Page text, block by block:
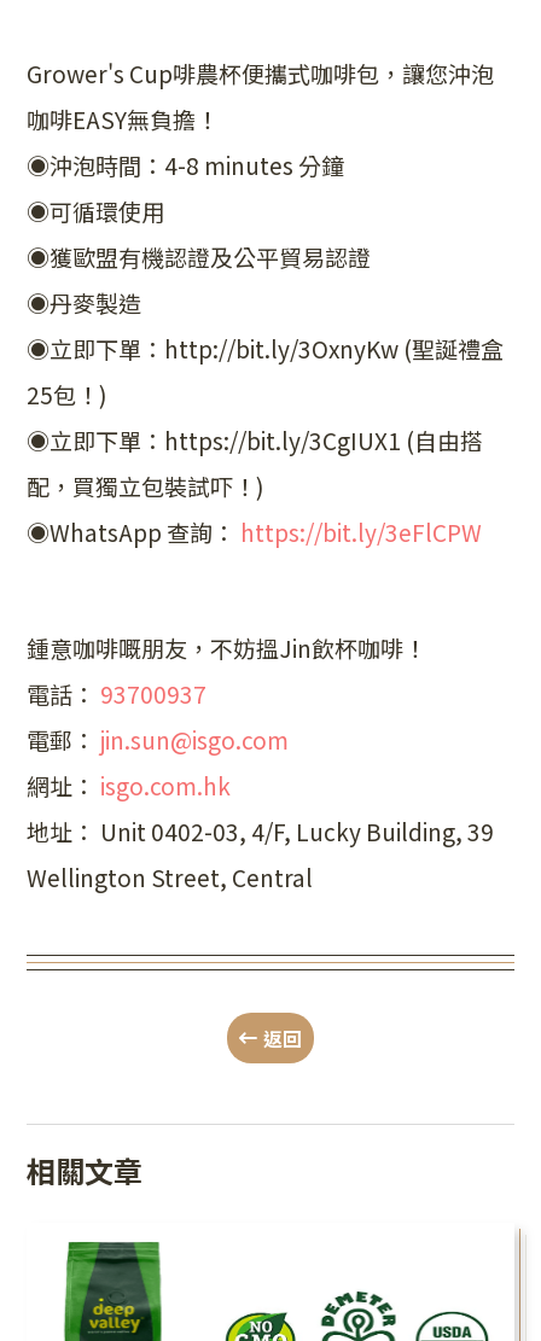
Grower's Cup啡農杯便攜式咖啡包，讓您沖泡
咖啡EASY無負擔！
◉沖泡時間：4-8 minutes 分鐘
◉可循環使用
◉獲歐盟有機認證及公平貿易認證
◉丹麥製造
◉立即下單：http://bit.ly/3OxnyKw (聖誕禮盒
25包！)
◉立即下單：https://bit.ly/3CgIUX1 (自由搭
配，買獨立包裝試吓！)
◉WhatsApp 查詢： https://bit.ly/3eFlCPW
鍾意咖啡嘅朋友，不妨搵Jin飲杯咖啡！
電話： 93700937
電郵： jin.sun@isgo.com
網址： isgo.com.hk
地址： Unit 0402-03, 4/F, Lucky Building, 39
Wellington Street, Central
返回
相關文章